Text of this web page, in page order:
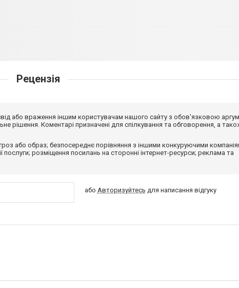
Рецензія
або враження іншим користувачам нашого сайту з обов'язковою
рішення. Коментарі призначені для спілкування та обговорення, а
або образ; безпосереднє порівняння з іншими конкуруючими
послуги; розміщення посилань на сторонні інтернет-ресурси; реклама та
або Авторизуйтесь для написання відгуку